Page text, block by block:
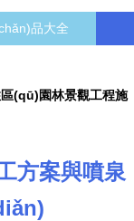
品大全
區(qū)園林景觀工程施
方案與噴泉